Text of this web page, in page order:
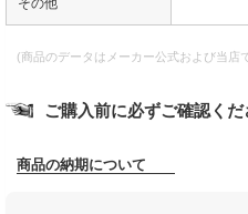
(商品のデータはメーカー公式および当店
ご購入前に必ずご確認くだ
商品の納期について